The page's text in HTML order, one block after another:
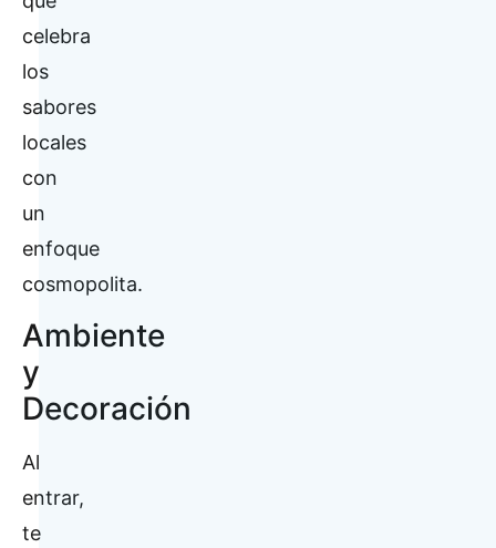
celebra
los
sabores
locales
con
un
enfoque
cosmopolita.
Ambiente
y
Decoración
Al
entrar,
te